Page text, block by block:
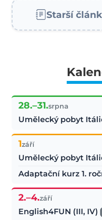
Starší
28.–31.srpna
Umělecký pobyt
1září
Umělecký pobyt
Adaptační kurz 1.
2.–4.září
English4FUN (III, IV)